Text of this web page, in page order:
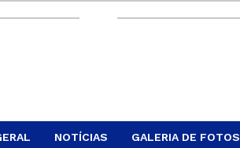
NOTÍCIAS GALERIA DE FOTOS